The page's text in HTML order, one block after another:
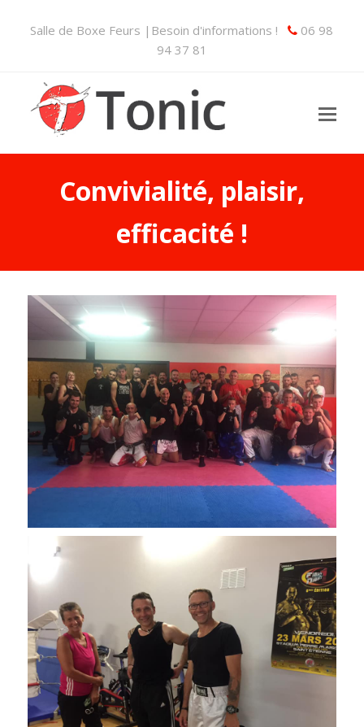
Salle de Boxe Feurs |Besoin d'informations !
06 98
94 37 81
Convivialité, plaisir,
efficacité !